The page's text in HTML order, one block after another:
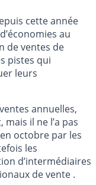
cette année
au
de ventes de
pistes qui
leurs
annuelles,
il ne l’a pas
octobre par les
les
d’intermédiaires
de vente .